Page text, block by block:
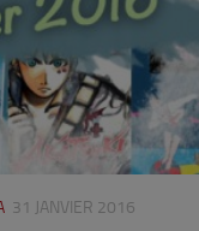
31 JANVIER 2016